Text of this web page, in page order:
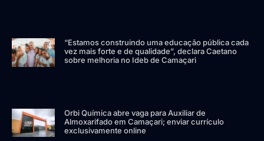
“Estamos construindo uma educação pública cada
vez mais forte e de qualidade”, declara Caetano
sobre melhoria no Ideb de Camaçari
Orbi Química abre vaga para Auxiliar de
Almoxarifado em Camaçari; enviar currículo
exclusivamente online